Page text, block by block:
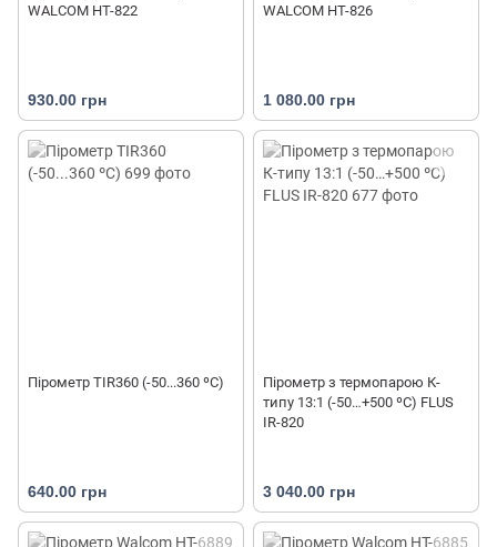
WALCOM HT-822
930.00 грн
WALCOM HT-826
1 080.00 грн
Пірометр TIR360 (-50...360 ºC)
640.00 грн
Пірометр з термопарою К-
типу 13:1 (-50…+500 ºС) FLUS
IR-820
3 040.00 грн